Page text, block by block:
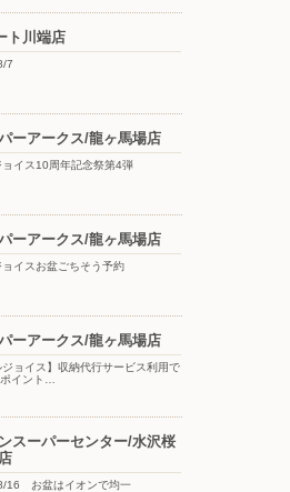
員募集
集！
ト川端店
7
ーアークス/龍ヶ馬場店
ョイス10周年記念祭第4弾
ーアークス/龍ヶ馬場店
ョイスお盆ごちそう予約
ーアークス/龍ヶ馬場店
ジョイス】収納代行サービス利用で
イント…
スーパーセンター/水沢桜
16 お盆はイオンで均一